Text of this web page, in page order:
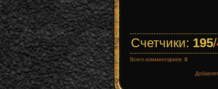
Счетчики: 195/
Всего комментариев: 0